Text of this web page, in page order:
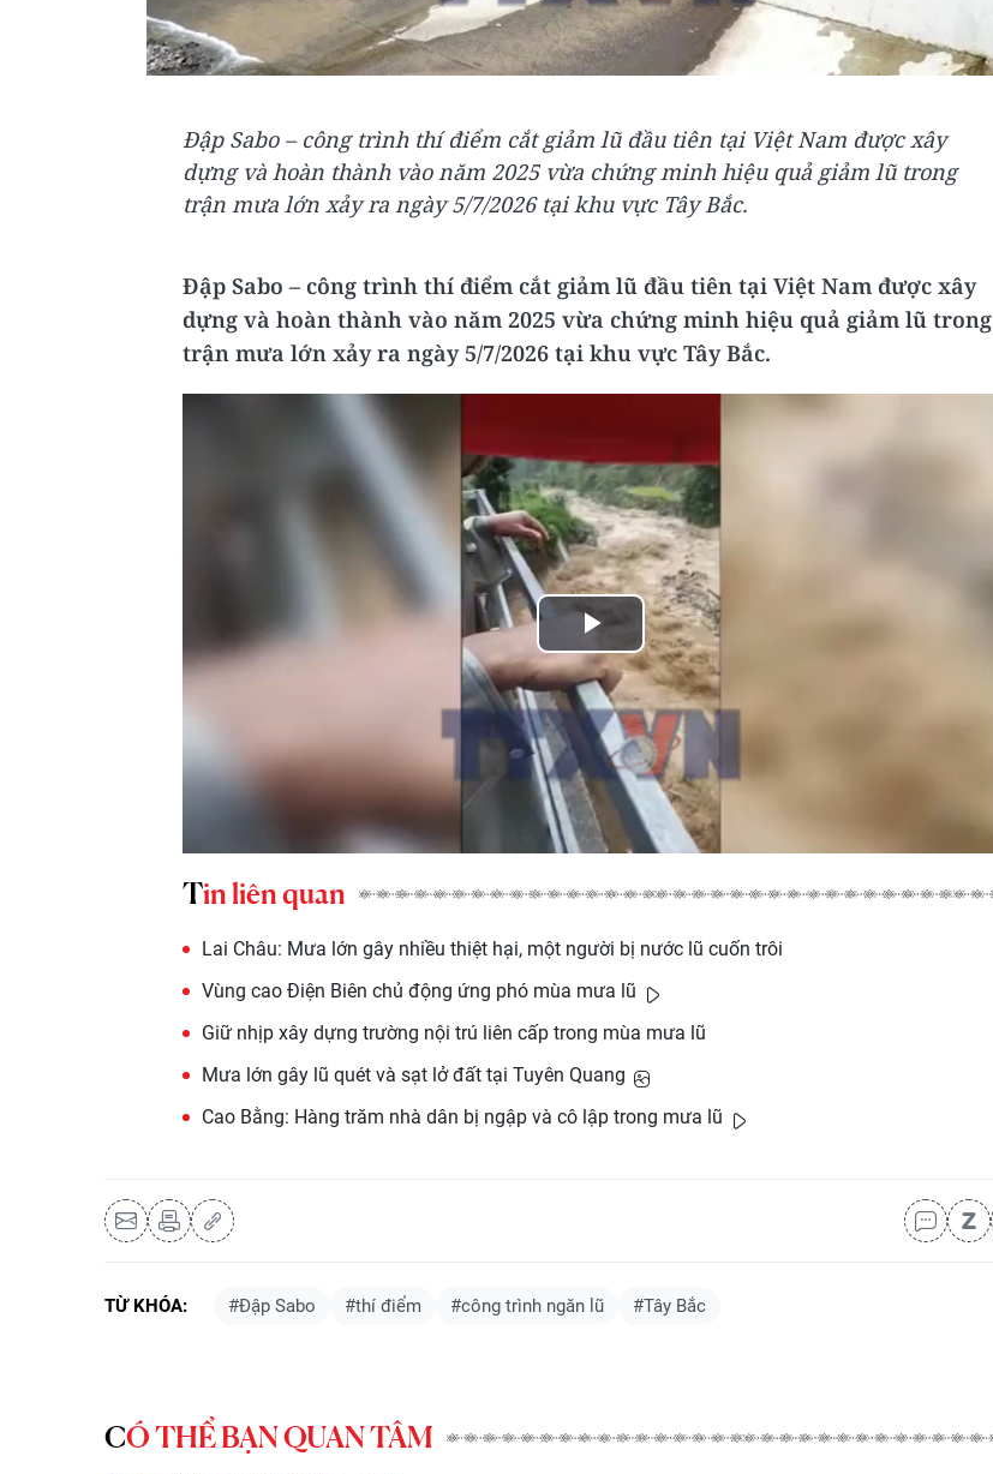
Đập Sabo – công trình thí điểm cắt giảm lũ đầu tiên tại Việt Nam được xây
dựng và hoàn thành vào năm 2025 vừa chứng minh hiệu quả giảm lũ trong
trận mưa lớn xảy ra ngày 5/7/2026 tại khu vực Tây Bắc.
Đập Sabo – công trình thí điểm cắt giảm lũ đầu tiên tại Việt Nam được xây
dựng và hoàn thành vào năm 2025 vừa chứng minh hiệu quả giảm lũ trong
trận mưa lớn xảy ra ngày 5/7/2026 tại khu vực Tây Bắc.
Play
Video
Tin liên quan
Lai Châu: Mưa lớn gây nhiều thiệt hại, một người bị nước lũ cuốn trôi
Vùng cao Điện Biên chủ động ứng phó mùa mưa lũ
Giữ nhịp xây dựng trường nội trú liên cấp trong mùa mưa lũ
Mưa lớn gây lũ quét và sạt lở đất tại Tuyên Quang
Cao Bằng: Hàng trăm nhà dân bị ngập và cô lập trong mưa lũ
TỪ KHÓA: #Đập Sabo #thí điểm #công trình ngăn lũ #Tây Bắc
CÓ THỂ BẠN QUAN TÂM